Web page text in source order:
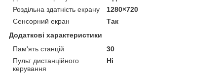
Роздільна здатність екрану
1280×720
Сенсорний екран
Так
Додаткові характеристики
Пам'ять станцій
30
Пульт дистанційного
керування
Ні